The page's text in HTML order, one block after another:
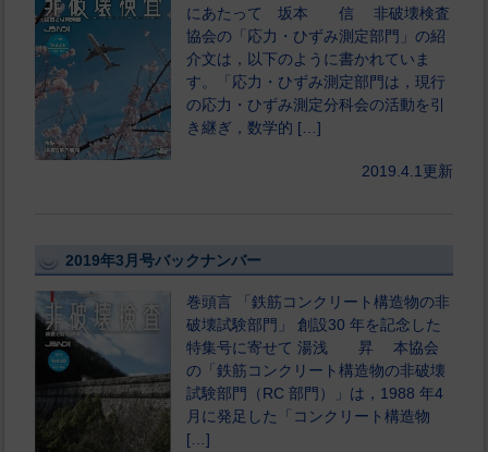
にあたって 坂本 信 非破壊検査
協会の「応力・ひずみ測定部門」の紹
介文は，以下のように書かれていま
す。「応力・ひずみ測定部門は，現行
の応力・ひずみ測定分科会の活動を引
き継ぎ，数学的 […]
2019.4.1更新
2019年3月号バックナンバー
巻頭言 「鉄筋コンクリート構造物の非
破壊試験部門」 創設30 年を記念した
特集号に寄せて 湯浅 昇 本協会
の「鉄筋コンクリート構造物の非破壊
試験部門（RC 部門）」は，1988 年4
月に発足した「コンクリート構造物
[…]